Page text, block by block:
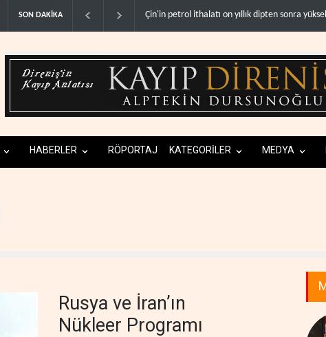
SON DAKİKA Çin'in petrol ithalatı on yıllık dipten sonra
HABERLER RÖPORTAJ KATEGORİLER MEDYA
Rusya ve İran’ın
Nükleer Programı